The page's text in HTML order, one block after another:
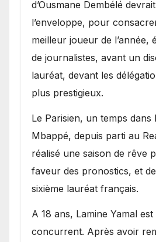
d’Ousmane Dembélé
l’enveloppe, pour
meilleur joueur de l’année,
de journalistes, avant un
lauréat, devant les
plus prestigieux.
Le Parisien, un temps dans
Mbappé, depuis parti au
réalisé une saison de rêve
faveur des pronostics, et
sixième lauréat français.
A 18 ans, Lamine Yamal
concurrent. Après avoir